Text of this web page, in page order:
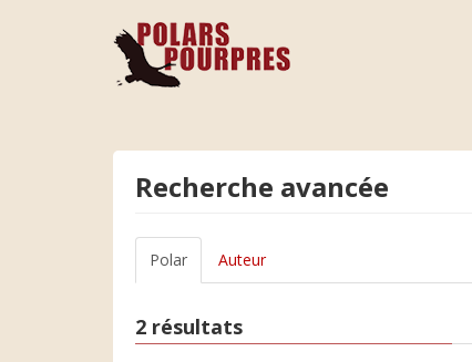
Recherche avancée
Polar Auteur
2 résultats